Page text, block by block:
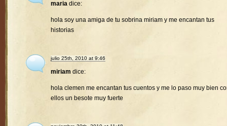
maria dice:
hola soy una amiga de tu sobrina miriam y me encantan tus
historias
julio 25th, 2010 at 9:46
miriam dice:
hola clemen me encantan tus cuentos y me lo paso muy bien
ellos un besote muy fuerte